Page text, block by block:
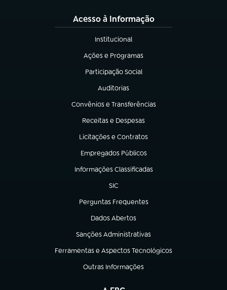
Acesso à Informação
Institucional
(abre em nova aba)
Ações e Programas
(abre em nova aba)
Participação Social
(abre em nova aba)
Auditorias
(abre em nova aba)
Convênios e Transferências
(abre em nova aba)
Receitas e Despesas
(abre em nova aba)
Licitações e Contratos
(abre em nova aba)
Empregados Públicos
(abre em nova aba)
Informações Classificadas
(abre em nova aba)
SIC
(abre em nova aba)
Perguntas Frequentes
(abre em nova aba)
Dados Abertos
(abre em nova aba)
Sanções Administrativas
(abre em nova aba)
Ferramentas e Aspectos Tecnológicos
(abre em nova aba)
Outras Informações
(abre em nova aba)